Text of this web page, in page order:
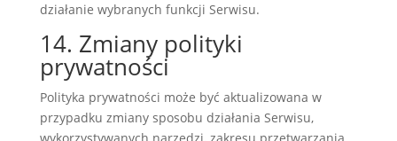
działanie wybranych funkcji Serwisu.
14. Zmiany polityki
prywatności
Polityka prywatności może być aktualizowana w
przypadku zmiany sposobu działania Serwisu,